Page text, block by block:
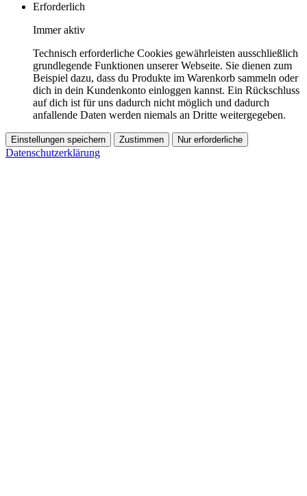
Erforderlich
Immer aktiv
Technisch erforderliche Cookies gewährleisten ausschließlich
grundlegende Funktionen unserer Webseite. Sie dienen zum
Beispiel dazu, dass du Produkte im Warenkorb sammeln oder
dich in dein Kundenkonto einloggen kannst. Ein Rückschluss
auf dich ist für uns dadurch nicht möglich und dadurch
anfallende Daten werden niemals an Dritte weitergegeben.
Einstellungen speichern Zustimmen Nur erforderliche
Datenschutzerklärung